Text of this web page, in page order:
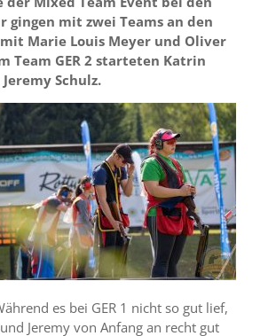
gingen mit zwei Teams an den
mit Marie Louis Meyer und Oliver
Team GER 2 starteten Katrin
Schulz.
es bei GER 1 nicht so gut lief,
Jeremy von Anfang an recht gut